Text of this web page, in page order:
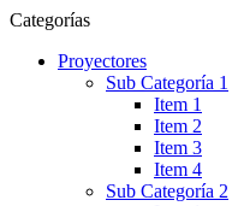
Categorías
Proyectores
Sub Categoría 1
Item 1
Item 2
Item 3
Item 4
Sub Categoría 2